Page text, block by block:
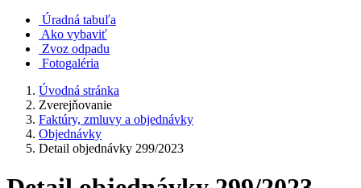
Úradná tabuľa
Ako vybaviť
Zvoz odpadu
Fotogaléria
Úvodná stránka
Zverejňovanie
Faktúry, zmluvy a objednávky
Objednávky
Detail objednávky 299/2023